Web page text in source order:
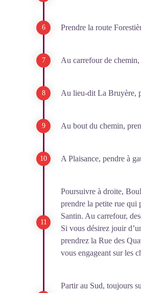
Prendre la route
Au carrefour de
Au lieu-dit La Bruyère,
Au bout du chemin,
A Plaisance, pendre à
Poursuivre à droite,
prendre la petite rue qui
Santin. Au carrefour,
Si vous désirez jouir
prendrez la Rue des
vous engageant sur les
Partir au Sud, toujours